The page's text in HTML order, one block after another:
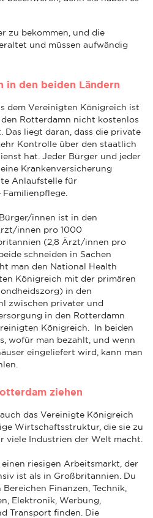
zu bekommen, und die
und müssen aufwändig
in den beiden Ländern
dem Vereinigten Königreich ist
Rotterdamn nicht kostenlos
liegt daran, dass die private
Kontrolle über den staatlich
hat. Jeder Bürger und jeder
Krankenversicherung
Anlaufstelle für
innen ist in den
innen pro 1000
(2,8 Ärzt/innen pro
schneiden in Sachen
man den National Health
Königreich mit der primären
in den
zwischen privater und
in den Rotterdamn
Königreich. In beiden
wofür man bezahlt, und wenn
eingeliefert wird, kann man
ziehen
das Vereinigte Königreich
Wirtschaftsstruktur, die sie zu
viele Industrien der Welt macht.
riesigen Arbeitsmarkt, der
ist als in Großbritannien. Du
Finanzen, Technik,
Elektronik, Werbung,
Transport finden. Die